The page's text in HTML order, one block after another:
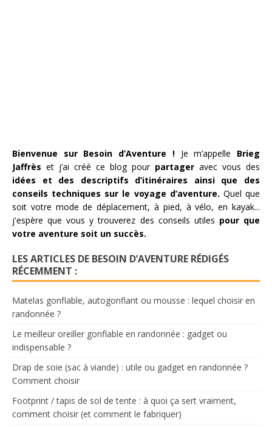
Bienvenue sur Besoin d’Aventure !Je m’appelle Brieg
Jaffrès et j’ai créé ce blog pour partager avec vous des
idées et des descriptifs d’itinéraires ainsi que des
conseils techniques sur le voyage d’aventure. Quel que
soit votre mode de déplacement, à pied, à vélo, en kayak...
j'espère que vous y trouverez des conseils utiles pour que
votre aventure soit un succès.
LES ARTICLES DE BESOIN D’AVENTURE RÉDIGÉS
RÉCEMMENT :
Matelas gonflable, autogonflant ou mousse : lequel choisir en
randonnée ?
Le meilleur oreiller gonflable en randonnée : gadget ou
indispensable ?
Drap de soie (sac à viande) : utile ou gadget en randonnée ?
Comment choisir
Footprint / tapis de sol de tente : à quoi ça sert vraiment,
comment choisir (et comment le fabriquer)